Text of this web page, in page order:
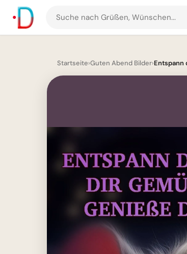
Suche
nach
und
Startseite›Guten Abend Bilder›Entspann